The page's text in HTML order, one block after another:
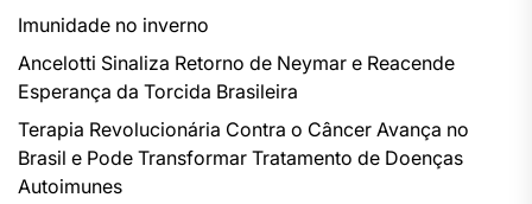
Imunidade no inverno
Ancelotti Sinaliza Retorno de Neymar e Reacende
Esperança da Torcida Brasileira
Terapia Revolucionária Contra o Câncer Avança no
Brasil e Pode Transformar Tratamento de Doenças
Autoimunes